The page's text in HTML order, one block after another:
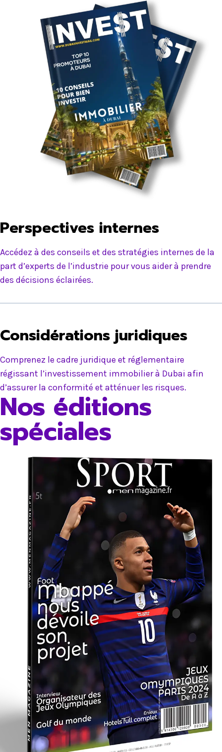
Perspectives internes
Accédez à des conseils et des stratégies internes de la
part d’experts de l’industrie pour vous aider à prendre
des décisions éclairées.
Considérations juridiques
Comprenez le cadre juridique et réglementaire
régissant l’investissement immobilier à Dubai afin
d’assurer la conformité et atténuer les risques.
Nos éditions
spéciales